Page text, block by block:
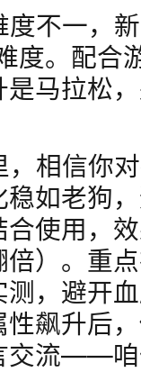
不一，
度。配合
马拉松
相信你
如老狗
使用，
）。重
，避开
飙升后
交流——